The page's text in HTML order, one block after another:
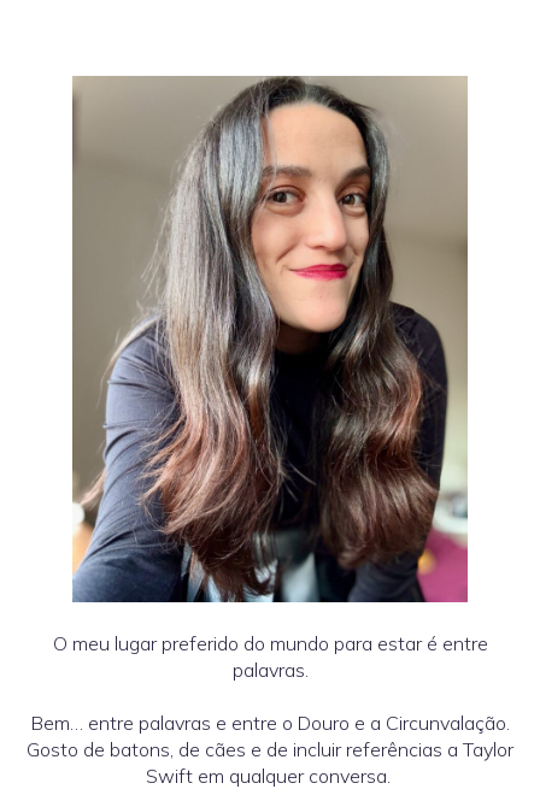
O meu lugar preferido do mundo para estar é entre
palavras.
Bem… entre palavras e entre o Douro e a Circunvalação.
Gosto de batons, de cães e de incluir referências a Taylor
Swift em qualquer conversa.